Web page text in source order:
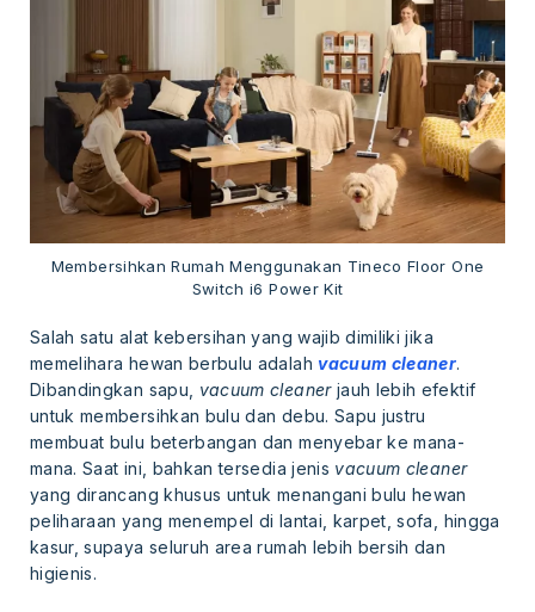
Membersihkan Rumah Menggunakan Tineco Floor One
Switch i6 Power Kit
Salah satu alat kebersihan yang wajib dimiliki jika
memelihara hewan berbulu adalah vacuum cleaner.
Dibandingkan sapu, vacuum cleanerjauh lebih efektif
untuk membersihkan bulu dan debu. Sapu justru
membuat bulu beterbangan dan menyebar ke mana-
mana. Saat ini, bahkan tersedia jenis vacuum cleaner
yang dirancang khusus untuk menangani bulu hewan
peliharaan yang menempel di lantai, karpet, sofa, hingga
kasur, supaya seluruh area rumah lebih bersih dan
higienis.